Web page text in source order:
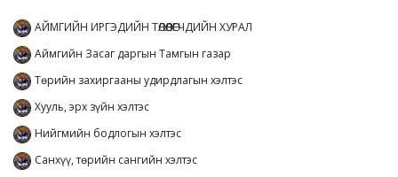
АЙМГИЙН ИРГЭДИЙН ТӨЛӨӨЛӨГЧДИЙН ХУРАЛ
Аймгийн Засаг даргын Тамгын газар
Төрийн захиргааны удирдлагын хэлтэс
Хууль, эрх зүйн хэлтэс
Нийгмийн бодлогын хэлтэс
Санхүү, төрийн сангийн хэлтэс